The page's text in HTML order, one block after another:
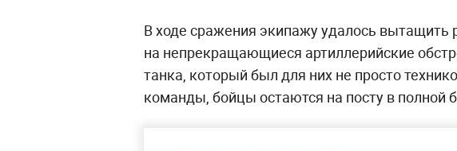
В ходе сражения экипажу удалось вытащить
на непрекращающиеся артиллерийские
танка, который был для них не просто
команды, бойцы остаются на посту в полной